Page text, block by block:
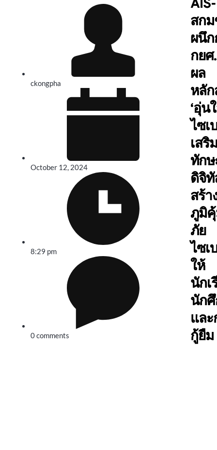
ckongpha
October 12, 2024
8:29 pm
0 comments
AIS-
สก
ผนึ
กยศ
ผล
หลั
‘อุ่น
ไซเ
เสริม
ทักษ
ดิจิ
สร้า
ภูมิ
ภัย
ไซเ
ให้
นักเ
นัก
แล
กู้ยืม